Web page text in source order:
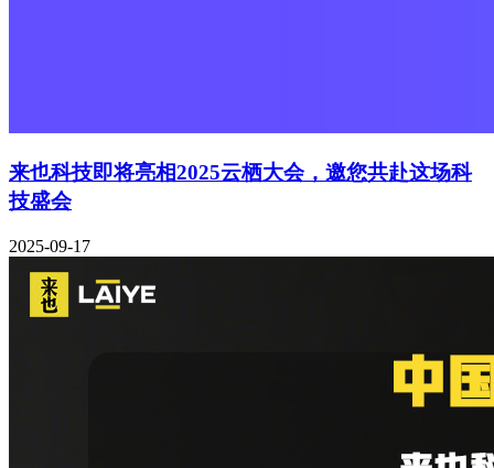
来也科技即将亮相2025云栖大会，邀您共赴这场科
技盛会
2025-09-17